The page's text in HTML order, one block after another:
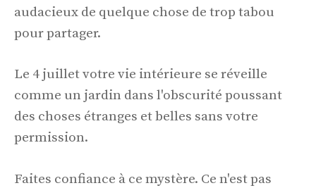
audacieux de quelque chose de trop tabou
pour partager.
Le 4 juillet votre vie intérieure se réveille
comme un jardin dans l'obscurité poussant
des choses étranges et belles sans votre
permission.
Faites confiance à ce mystère. Ce n'est pas